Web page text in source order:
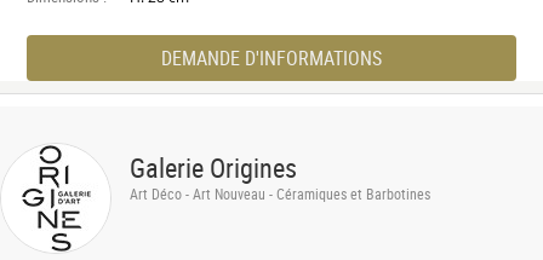
DEMANDE D'INFORMATIONS
Galerie Origines
Art Déco - Art Nouveau - Céramiques et Barbotines